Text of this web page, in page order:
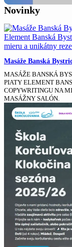
Novinky
Masáže Banská
MASÁŽE BANSKÁ
PIATY ELEMENT
COPYWRITINGU NA
MASÁŽNY SALÓN.